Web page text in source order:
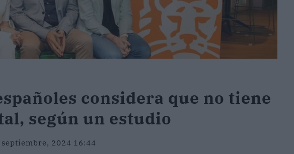
considera que no tiene
según un estudio
septiembre, 2024 16:44